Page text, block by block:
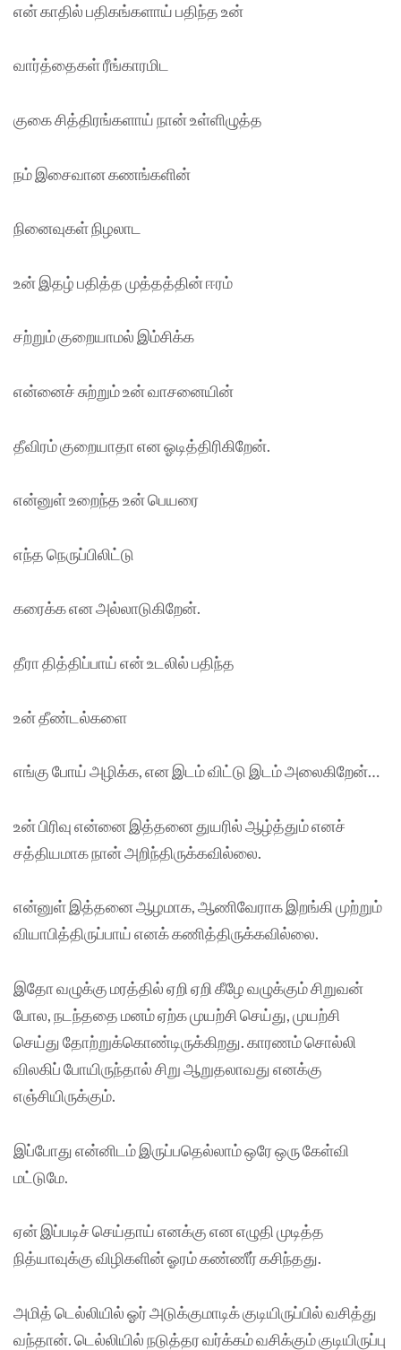
என் காதில் பதிகங்களாய் பதிந்த உன்
வார்த்தைகள் ரீங்காரமிட
குகை சித்திரங்களாய் நான் உள்ளிழுத்த
நம் இசைவான கணங்களின்
நினைவுகள் நிழலாட
உன் இதழ் பதித்த முத்தத்தின் ஈரம்
சற்றும் குறையாமல் இம்சிக்க
என்னைச் சுற்றும் உன் வாசனையின்
தீவிரம் குறையாதா என ஓடித்திரிகிறேன்.
என்னுள் உறைந்த உன் பெயரை
எந்த நெருப்பிலிட்டு
கரைக்க என அல்லாடுகிறேன்.
தீரா தித்திப்பாய் என் உடலில் பதிந்த
உன் தீண்டல்களை
எங்கு போய் அழிக்க, என இடம் விட்டு இடம் அலைகிறேன்…
உன் பிரிவு என்னை இத்தனை துயரில் ஆழ்த்தும் எனச்
சத்தியமாக நான் அறிந்திருக்கவில்லை.
என்னுள் இத்தனை ஆழமாக, ஆணிவேராக இறங்கி முற்றும்
வியாபித்திருப்பாய் எனக் கணித்திருக்கவில்லை.
இதோ வழுக்கு மரத்தில் ஏறி ஏறி கீழே வழுக்கும் சிறுவன்
போல, நடந்ததை மனம் ஏற்க முயற்சி செய்து, முயற்சி
செய்து தோற்றுக்கொண்டிருக்கிறது. காரணம் சொல்லி
விலகிப் போயிருந்தால் சிறு ஆறுதலாவது எனக்கு
எஞ்சியிருக்கும்.
இப்போது என்னிடம் இருப்பதெல்லாம் ஒரே ஒரு கேள்வி
மட்டுமே.
ஏன் இப்படிச் செய்தாய் எனக்கு என எழுதி முடித்த
நித்யாவுக்கு விழிகளின் ஓரம் கண்ணீர் கசிந்தது.
அமித் டெல்லியில் ஓர் அடுக்குமாடிக் குடியிருப்பில் வசித்து
வந்தான். டெல்லியில் நடுத்தர வர்க்கம் வசிக்கும் குடியிருப்பு